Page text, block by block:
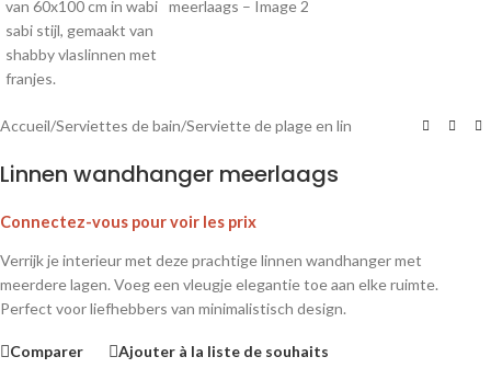
Accueil/Serviettes de bain/Serviette de plage en lin
Linnen wandhanger meerlaags
Connectez-vous pour voir les prix
Verrijk je interieur met deze prachtige linnen wandhanger met
meerdere lagen. Voeg een vleugje elegantie toe aan elke ruimte.
Perfect voor liefhebbers van minimalistisch design.
Comparer Ajouter à la liste de souhaits